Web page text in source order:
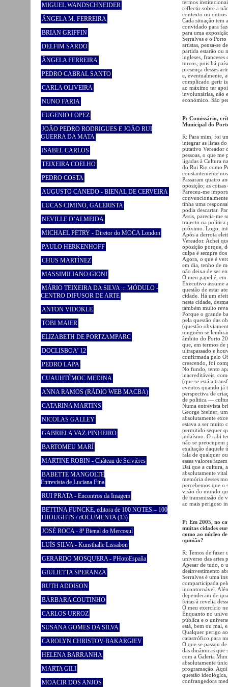
MIGUEL WANDSCHNEIDER
ÂNGELA M. FERREIRA
BRIAN GRIFFIN
DELFIM SARDO
ÂNGELA FERREIRA
PEDRO CABRAL SANTO
CARLA OLIVEIRA
NUNO FARIA
EUGENIO LOPEZ
JOÃO PEDRO RODRIGUES E JOÃO RUI
GUERRA DA MATA
ISABEL CARLOS
TEIXEIRA COELHO
PEDRO COSTA
AUGUSTO CANEDO - BIENAL DE CERVEIRA
LUCAS CIMINO, GALERISTA
NEVILLE D’ALMEIDA
MICHAEL PETRY - Diretor do MOCA London
PAULO HERKENHOFF
CHUS MARTÍNEZ
MASSIMILIANO GIONI
MÁRIO TEIXEIRA DA SILVA ::: MÓDULO -
CENTRO DIFUSOR DE ARTE
ANTON VIDOKLE
TOBI MAIER
ELIZABETH DE PORTZAMPARC
DOCLISBOA’ 12
PEDRO LAPA
CUAUHTÉMOC MEDINA
ANNA RAMOS (RÀDIO WEB MACBA)
CATARINA MARTINS
NICOLAS GALLEY
GABRIELA VAZ-PINHEIRO
BARTOMEU MARÍ
MARTINE ROBIN - Château de Servières
BABETTE MANGOLTE
Entrevista de Luciana Fina
RUI PRATA - Encontros da Imagem
BETTINA FUNCKE, editora de 100 NOTES – 100
THOUGHTS / dOCUMENTA (13)
JOSÉ ROCA - 8ª Bienal do Mercosul
LUÍS SILVA - Kunsthalle Lissabon
GERARDO MOSQUERA - PHotoEspaña
GIULIETTA SPERANZA
RUTH ADDISON
BÁRBARA COUTINHO
CARLOS URROZ
SUSANA GOMES DA SILVA
CAROLYN CHRISTOV-BAKARGIEV
HELENA BARRANHA
MARTA GILI
MOACIR DOS ANJOS
termos
reflectir sobre a
contexto ou outros
Cada situação tem
convidado para
para uma
Serralves e o
artistas, pensa-se
partida estarão ou
ingleses,
turcos, pois há
presença desses
e, eventualmente,
complicado gerir
ao máximo ter
involuntárias, não
económico. São
P: Comissário,
Municipal do
R: Para mim, foi
integrar as listas
putativo Vereador
pessoas, o que me
ligadas à Cultura
do Rui Rio como
constantemente
Passaram quatro
oposição; as
Pareceu-me
tinha uma
podia descartar.
Assis, parecia-me
trajecto na política
próximo. Logo,
Após a derrota
Vereador. Achei
oposição porque,
culpa é sempre
Agora, o que é
em dia, tenho de
não deixa de ser
O meu papel é,
Executivo assume
questão de estar
cidade. Há um
nesta cidade,
também muito
Porque o grande
pela questão das
(questão
ninguém se
âmbito do Porto
que, em termos
ultrapassado e
confirmada pelo
crescendo, foi
No fundo, tento
inacreditáveis,
(que se está a
eventos quando já
perspectiva de
de politica —
Numa entrevista
George Steiner,
absolutamente
estava a ser muito
permitido sequer
judaísmo. O rabi
não se preocupem
exaltação daquele
fala de qualquer
esses valores
Daí que a cultura,
absolutamente
memória desses
percebemos que o
visão do mundo
de transmissão de
ao mais perigoso
P: Em 2005, no
muitas cidades
como ao núcleo
opinião?
R: Temos de fazer
universo das artes
Apesar de tudo, o
desinvestimento
Serralves é uma
comparticipada
incontornável.
dependeram de
feitas à revelia
O meu exercício
Enquanto no
pública e o
está, bem ou mal,
Qualquer perigo
catastrófico para
O que se passou
das dinâmicas que
com a Galeria
absolutamente
programação.
questão
confrangedora